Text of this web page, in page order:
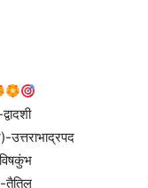
उत्तराभाद्रपद
तैतिल